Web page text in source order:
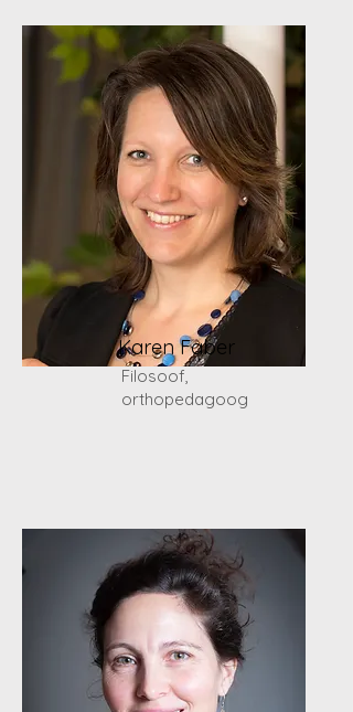
Karen Faber
Filosoof,
orthopedagoog